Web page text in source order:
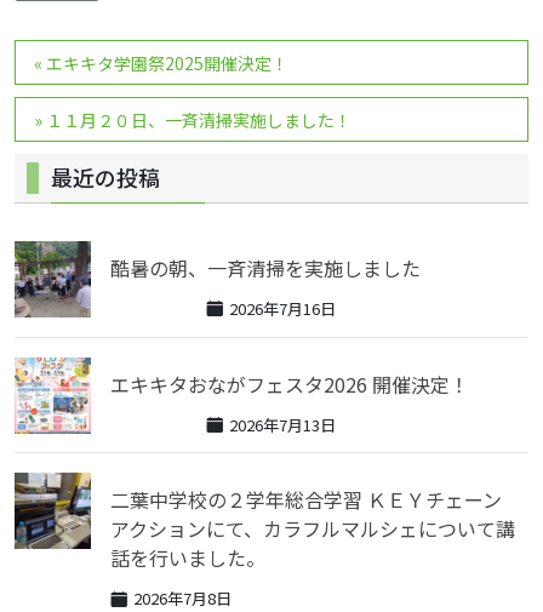
投
稿
ナ
ビ
ゲ
シ
ョ
ン
« エキキタ学園祭2025開催決定！
» １１月２０日、一斉清掃実施しました！
最近の投稿
酷暑の朝、一斉清掃を実施しました
2026年7月16日
エキキタおながフェスタ2026 開催決定！
2026年7月13日
二葉中学校の２学年総合学習 ＫＥＹチェーン
アクションにて、カラフルマルシェについて講
話を行いました。
2026年7月8日